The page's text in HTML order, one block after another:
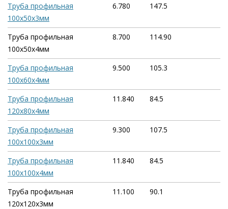
Труба профильная
100х50х3мм
6.780 147.5
Труба профильная
100х50х4мм
8.700 114.90
Труба профильная
100х60х4мм
9.500 105.3
Труба профильная
120х80х4мм
11.840 84.5
Труба профильная
100х100х3мм
9.300 107.5
Труба профильная
100х100х4мм
11.840 84.5
Труба профильная
120х120х3мм
11.100 90.1